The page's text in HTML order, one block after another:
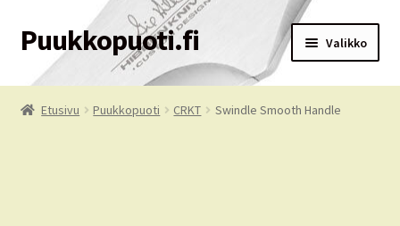
Siirry
navigointiin
Siirry
sisältöön
Puukkopuoti.fi Valikko
Etusivu
Etusivu Puukkopuoti CRKT Swindle Smooth Handle